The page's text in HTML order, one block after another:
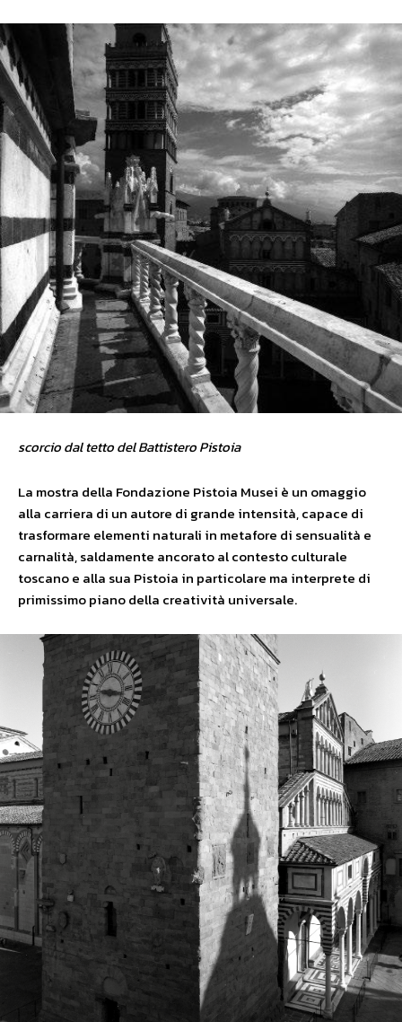
scorcio dal tetto del Battistero Pistoia
La mostra della Fondazione Pistoia Musei è un omaggio
alla carriera di un autore di grande intensità, capace di
trasformare elementi naturali in metafore di sensualità e
carnalità, saldamente ancorato al contesto culturale
toscano e alla sua Pistoia in particolare ma interprete di
primissimo piano della creatività universale.